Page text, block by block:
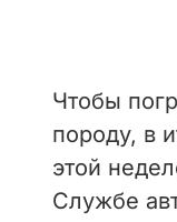
Чтобы
породу, в
этой
Службе